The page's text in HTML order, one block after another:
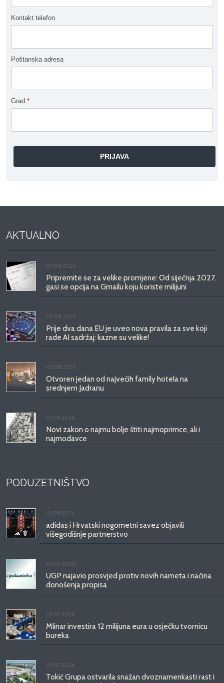
Kontakt telefon
Poštanska adresa
Grad *
AKTUALNO
07.08.2026.
Pripremite se za velike promjene: Od siječnja 2027.
gasi se opcija na Gmailu koju koriste milijuni
07.08.2026.
Prije dva dana EU je uveo nova pravila za sve koji
rade AI sadržaj: kazne su velike!
03.08.2026.
Otvoren jedan od najvećih family hotela na
srednjem Jadranu
01.08.2026.
Novi zakon o najmu bolje štiti najmoprimce, ali i
najmodavce
PODUZETNIŠTVO
01.08.2026.
adidas i Hrvatski nogometni savez objavili
višegodišnje partnerstvo
30.07.2026.
UGP najavio prosvjed protiv novih nameta i načina
donošenja propisa
29.07.2026.
Mlinar investira 12 milijuna eura u osječku tvornicu
bureka
29.07.2026.
Tokić Grupa ostvarila snažan dvoznamenkasti rast i